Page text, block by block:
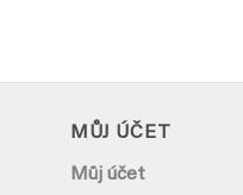
MŮJ ÚČET
Můj účet